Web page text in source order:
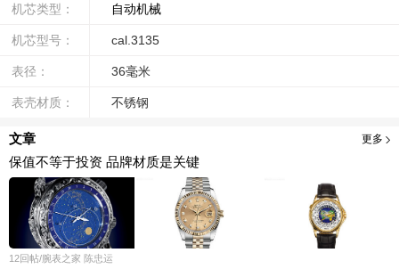
机芯类型： 自动机械
机芯型号： cal.3135
表径： 36毫米
表壳材质： 不锈钢
文章 更多
保值不等于投资 品牌材质是关键
12回帖/腕表之家 陈忠运